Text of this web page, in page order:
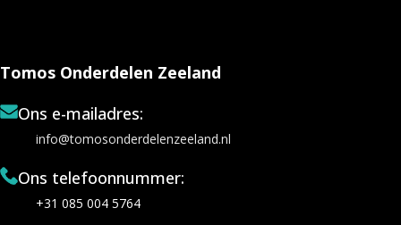
Tomos Onderdelen Zeeland
Ons e-mailadres:
info@tomosonderdelenzeeland.nl
Ons telefoonnummer:
+31 085 004 5764